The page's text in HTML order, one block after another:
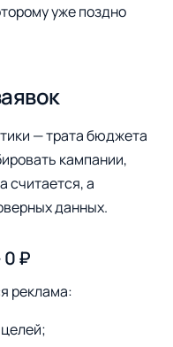
уже поздно
— трата бюджета
кампании,
считается, а
данных.
0 ₽
реклама: